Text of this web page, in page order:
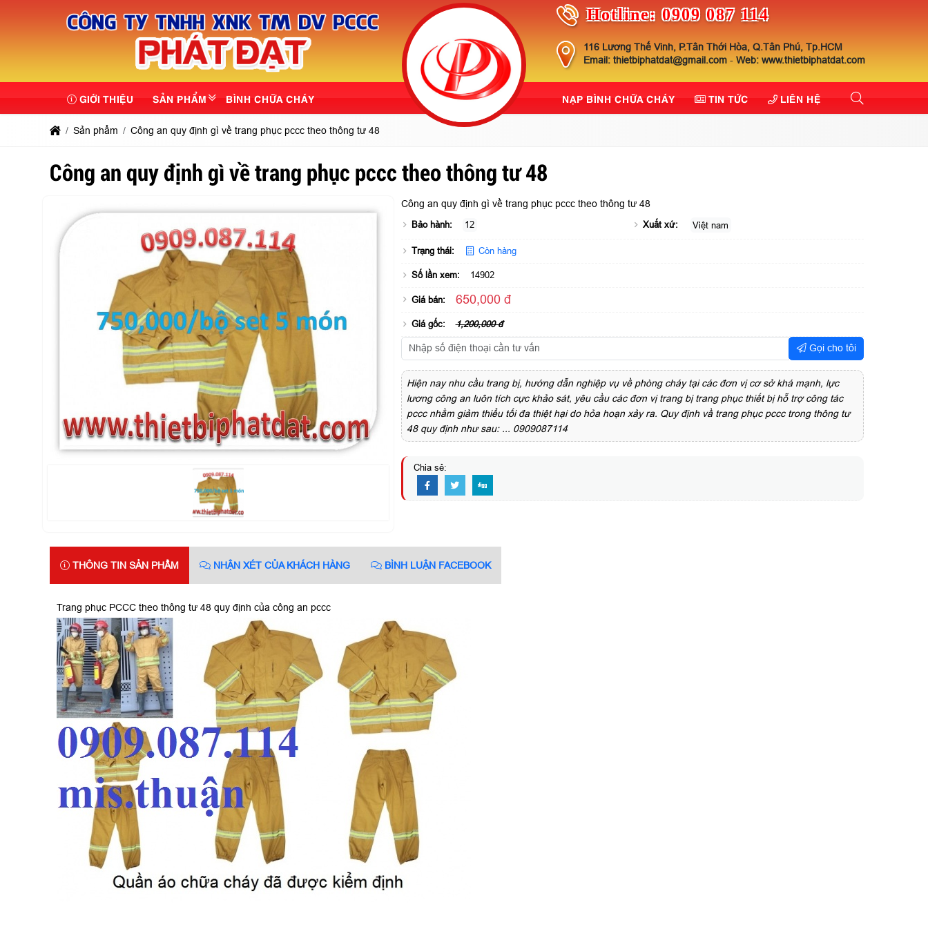
Hotline: 0909 087 114
116 Lương Thế Vinh, P.Tân Thới Hòa, Q.Tân Phú, Tp.HCM
Email: thietbiphatdat@gmail.com- Web: www.thietbiphatdat.com
GIỚI THIỆU SẢN PHẨM BÌNH CHỮA CHÁY NẠP BÌNH CHỮA CHÁY TIN TỨC LIÊN HỆ
Sản phẩm Công an quy định gì về trang phục pccc theo thông tư 48
Công an quy định gì về trang phục pccc theo thông tư 48
Công an quy định gì về trang phục pccc theo thông tư 48
Bảo hành: 12 Xuất xứ: Việt nam
Trạng thái: Còn hàng
Số lần xem: 14902
Giá bán: 650,000 đ
Giá gốc: 1,200,000 đ
Gọi cho tôi
Hiện nay nhu cầu trang bị, hướng dẫn nghiệp vụ về phòng cháy tại các đơn vị cơ sở khá mạnh, lực
lương công an luôn tích cực khảo sát, yêu cầu các đơn vị trang bị trang phục thiết bị hỗ trợ công tác
pccc nhằm giảm thiểu tối đa thiệt hại do hỏa hoạn xảy ra. Quy định vầ trang phục pccc trong thông tư
48 quy định như sau: ... 0909087114
Chia sẻ:
THÔNG TIN SẢN PHẨM NHẬN XÉT CỦA KHÁCH HÀNG BÌNH LUẬN FACEBOOK
Trang phục PCCC theo thông tư 48 quy định của công an pccc